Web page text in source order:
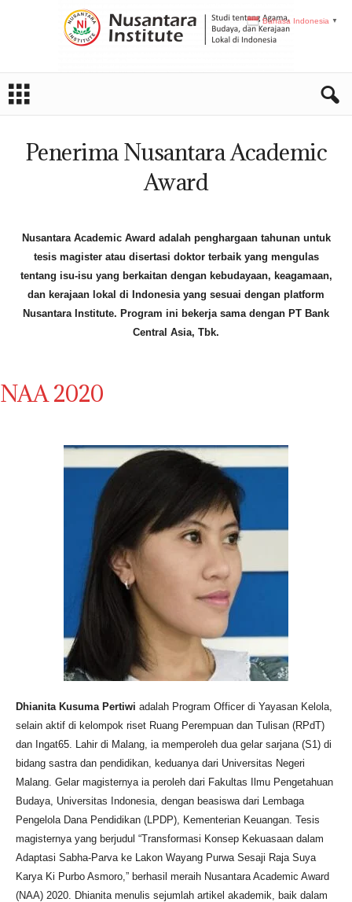
Penerima Nusantara Academic
Award
Nusantara Academic Award adalah penghargaan tahunan untuk
tesis magister atau disertasi doktor terbaik yang mengulas
tentang isu-isu yang berkaitan dengan kebudayaan, keagamaan,
dan kerajaan lokal di Indonesia yang sesuai dengan platform
Nusantara Institute. Program ini bekerja sama dengan PT Bank
Central Asia, Tbk.
NAA 2020
Dhianita Kusuma Pertiwi adalah Program Officer di Yayasan Kelola,
selain aktif di kelompok riset Ruang Perempuan dan Tulisan (RPdT)
dan Ingat65. Lahir di Malang, ia memperoleh dua gelar sarjana (S1) di
bidang sastra dan pendidikan, keduanya dari Universitas Negeri
Malang. Gelar magisternya ia peroleh dari Fakultas Ilmu Pengetahuan
Budaya, Universitas Indonesia, dengan beasiswa dari Lembaga
Pengelola Dana Pendidikan (LPDP), Kementerian Keuangan. Tesis
magisternya yang berjudul “Transformasi Konsep Kekuasaan dalam
Adaptasi Sabha-Parva ke Lakon Wayang Purwa Sesaji Raja Suya
Karya Ki Purbo Asmoro,” berhasil meraih Nusantara Academic Award
(NAA) 2020. Dhianita menulis sejumlah artikel akademik, baik dalam
Bahasa Indonesia ▼